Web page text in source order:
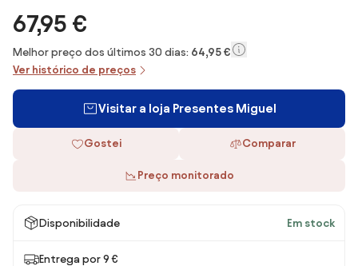
67,95 €
Melhor preço dos últimos 30 dias: 64,95 €
Ver histórico de preços
Visitar a loja Presentes Miguel
Gostei Comparar
Preço monitorado
Disponibilidade Em stock
Entrega por 9 €